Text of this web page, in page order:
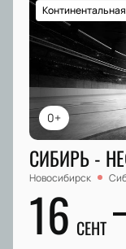
0+
СИБИРЬ -
Новосибирск
16 СЕНТ